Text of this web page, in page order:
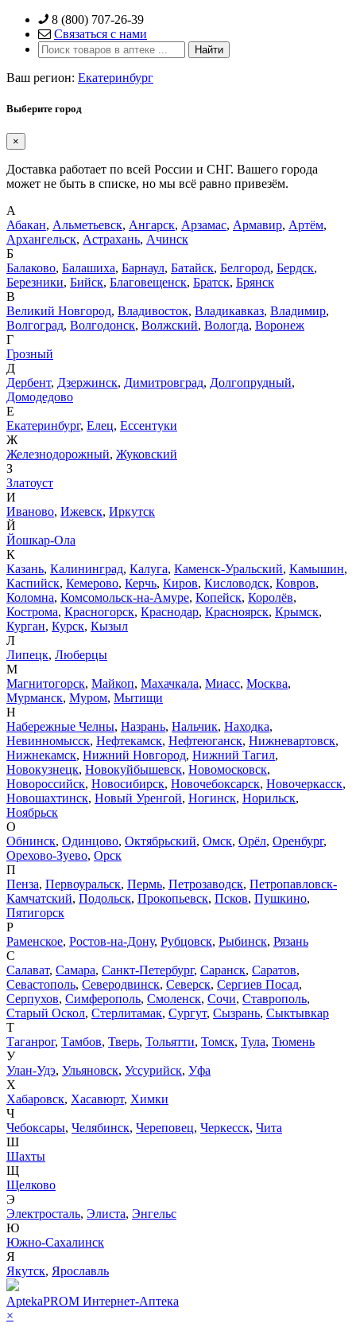
Skip
content
8 (800) 707-26-39
Связаться с нами
Ваш регион: Екатеринбург
Выберите город
×
Доставка работает по всей России и СНГ. Вашего города
может не быть в списке, но мы всё равно привезём.
А
Абакан, Альметьевск, Ангарск, Арзамас, Армавир, Артём,
Архангельск, Астрахань, Ачинск
Б
Балаково, Балашиха, Барнаул, Батайск, Белгород, Бердск,
Березники, Бийск, Благовещенск, Братск, Брянск
В
Великий Новгород, Владивосток, Владикавказ, Владимир,
Волгоград, Волгодонск, Волжский, Вологда, Воронеж
Г
Грозный
Д
Дербент, Дзержинск, Димитровград, Долгопрудный,
Домодедово
Е
Екатеринбург, Елец, Ессентуки
Ж
Железнодорожный, Жуковский
З
Златоуст
И
Иваново, Ижевск, Иркутск
Й
Йошкар-Ола
К
Казань, Калининград, Калуга, Каменск-Уральский, Камышин,
Каспийск, Кемерово, Керчь, Киров, Кисловодск, Ковров,
Коломна, Комсомольск-на-Амуре, Копейск, Королёв,
Кострома, Красногорск, Краснодар, Красноярск, Крымск,
Курган, Курск, Кызыл
Л
Липецк, Люберцы
М
Магнитогорск, Майкоп, Махачкала, Миасс, Москва,
Мурманск, Муром, Мытищи
Н
Набережные Челны, Назрань, Нальчик, Находка,
Невинномысск, Нефтекамск, Нефтеюганск, Нижневартовск,
Нижнекамск, Нижний Новгород, Нижний Тагил,
Новокузнецк, Новокуйбышевск, Новомосковск,
Новороссийск, Новосибирск, Новочебоксарск, Новочеркасск,
Новошахтинск, Новый Уренгой, Ногинск, Норильск,
Ноябрьск
О
Обнинск, Одинцово, Октябрьский, Омск, Орёл, Оренбург,
Орехово-Зуево, Орск
П
Пенза, Первоуральск, Пермь, Петрозаводск, Петропавловск-
Камчатский, Подольск, Прокопьевск, Псков, Пушкино,
Пятигорск
Р
Раменское, Ростов-на-Дону, Рубцовск, Рыбинск, Рязань
С
Салават, Самара, Санкт-Петербург, Саранск, Саратов,
Севастополь, Северодвинск, Северск, Сергиев Посад,
Серпухов, Симферополь, Смоленск, Сочи, Ставрополь,
Старый Оскол, Стерлитамак, Сургут, Сызрань, Сыктывкар
Т
Таганрог, Тамбов, Тверь, Тольятти, Томск, Тула, Тюмень
У
Улан-Удэ, Ульяновск, Уссурийск, Уфа
Х
Хабаровск, Хасавюрт, Химки
Ч
Чебоксары, Челябинск, Череповец, Черкесск, Чита
Ш
Шахты
Щ
Щелково
Э
Электросталь, Элиста, Энгельс
Ю
Южно-Сахалинск
Я
Якутск, Ярославль
AptekaPROM Интернет-Аптека
×